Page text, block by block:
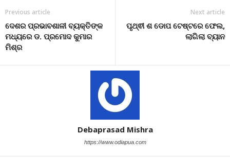
Previous article
ଦେଶର ପ୍ରଭାବଶାଳୀ ବ୍ୟକ୍ତିଙ୍କ
ମଧ୍ୟରେ ଡ. ପ୍ରମୋଦ କୁମାର
ମିଶ୍ର
Next article
ପୃଥ୍ଵୀ ଶ ଡୋପ ଟେଷ୍ଟରେ ଫେଲ,
ଲାଗିଲା ବ୍ୟାନ
Debaprasad Mishra
https://www.odiapua.com